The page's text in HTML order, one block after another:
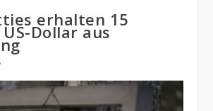
erhalten 15
Dollar aus